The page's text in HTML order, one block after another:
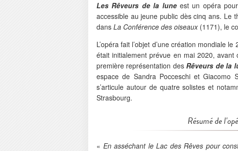
Les Rêveurs de la luneest un opéra pour
accessible au jeune public dès cinq ans. Le
dans La Conférence des oiseaux(1171), le
L’opéra fait l’objet d’une création mondiale
était initialement prévue en mai 2020,
première représentation desRêveurs de la
espace de Sandra Pocceschi et Giacomo
s’articule autour de quatre solistes et
Strasbourg.
Résumé de
« En asséchant le Lac des Rêves pour